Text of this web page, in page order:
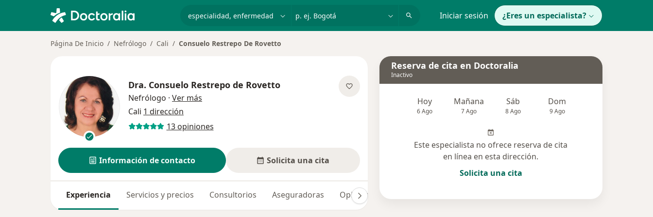
p. ej. Bogotá Iniciar sesión ¿Eres un especialista?
Página De Inicio Nefrólogo Cali Consuelo Restrepo De Rovetto
Dra. Consuelo Restrepo de Rovetto
Nefrólogo · Ver más
Cali 1 dirección
13 opiniones
Información de contacto Solicita una cita
Experiencia Servicios y precios Consultorios Aseguradoras Opiniones (13)
Reserva de cita en Doctoralia
Inactivo
Hoy
6 Ago
Mañana
7 Ago
Sáb
8 Ago
Dom
9 Ago
Este especialista no ofrece reserva de cita
en línea en esta dirección.
Solicita una cita